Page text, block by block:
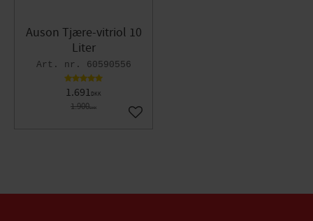
Auson Tjære-vitriol 10
Liter
60590556
1.691DKK
1.900DKK
Gem som favorit